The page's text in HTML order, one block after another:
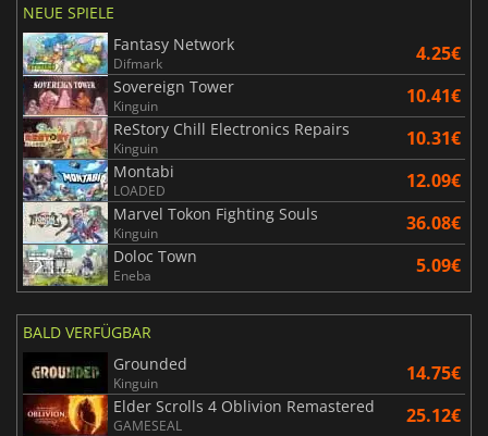
NEUE SPIELE
Fantasy Network
Difmark 4.25€
Sovereign Tower
Kinguin 10.41€
ReStory Chill Electronics Repairs
Kinguin 10.31€
Montabi
LOADED 12.09€
Marvel Tokon Fighting Souls
Kinguin 36.08€
Doloc Town
Eneba 5.09€
BALD VERFÜGBAR
Grounded
Kinguin 14.75€
Elder Scrolls 4 Oblivion Remastered
GAMESEAL 25.12€